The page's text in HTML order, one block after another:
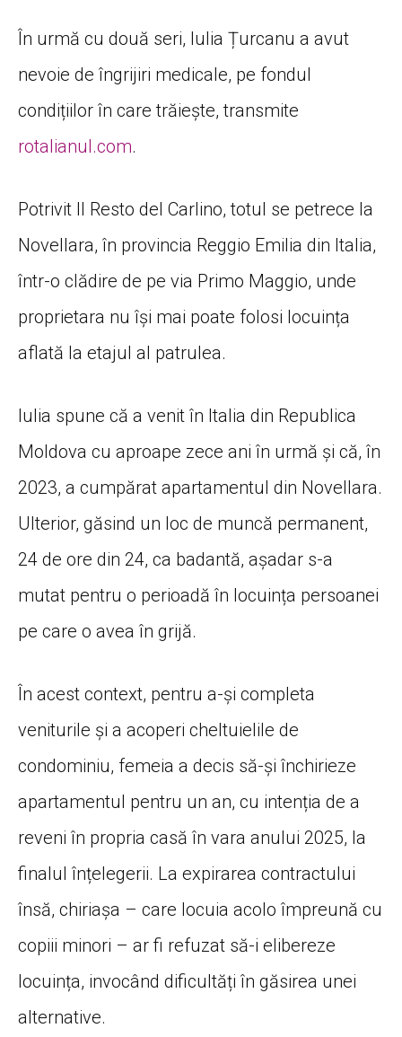
În urmă cu două seri, Iulia Țurcanu a avut
nevoie de îngrijiri medicale, pe fondul
condițiilor în care trăiește, transmite
rotalianul.com.
Potrivit Il Resto del Carlino, totul se petrece la
Novellara, în provincia Reggio Emilia din Italia,
într-o clădire de pe via Primo Maggio, unde
proprietara nu își mai poate folosi locuința
aflată la etajul al patrulea.
Iulia spune că a venit în Italia din Republica
Moldova cu aproape zece ani în urmă și că, în
2023, a cumpărat apartamentul din Novellara.
Ulterior, găsind un loc de muncă permanent,
24 de ore din 24, ca badantă, așadar s-a
mutat pentru o perioadă în locuința persoanei
pe care o avea în grijă.
În acest context, pentru a-și completa
veniturile și a acoperi cheltuielile de
condominiu, femeia a decis să-și închirieze
apartamentul pentru un an, cu intenția de a
reveni în propria casă în vara anului 2025, la
finalul înțelegerii. La expirarea contractului
însă, chiriașa – care locuia acolo împreună cu
copiii minori – ar fi refuzat să-i elibereze
locuința, invocând dificultăți în găsirea unei
alternative.